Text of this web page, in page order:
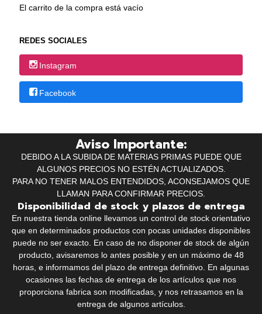
El carrito de la compra está vacío
REDES SOCIALES
Instagram
Facebook
Aviso Importante:
DEBIDO A LA SUBIDA DE MATERIAS PRIMAS PUEDE QUE
ALGUNOS PRECIOS NO ESTÉN ACTUALIZADOS.
PARA NO TENER MALOS ENTENDIDOS, ACONSEJAMOS QUE
LLAMAN PARA CONFIRMAR PRECIOS.
Disponibilidad de stock y plazos de entrega
En nuestra tienda online llevamos un control de stock orientativo
que en determinados productos con pocas unidades disponibles
puede no ser exacto. En caso de no disponer de stock de algún
producto, avisaremos lo antes posible y en un máximo de 48
horas, e informamos del plazo de entrega definitivo. En algunas
ocasiones las fechas de entrega de los artículos que nos
proporciona fabrica son modificadas, y nos retrasamos en la
entrega de algunos artículos.